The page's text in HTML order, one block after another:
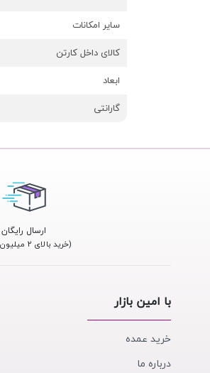
سایر امکانات
کالای داخل کارتن
ابعاد
گارانتی
ارسال رایگان
(خرید بالای ۲ میلیون تومان)
با امین بازار
خرید عمده
درباره ما